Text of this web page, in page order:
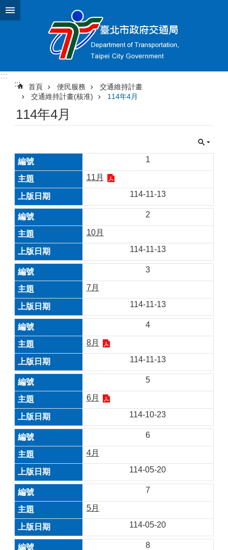
跳到主要內容區塊
:::
:::
首頁 便民服務
交通維持計畫
交通維持計畫(核准)
114年4月
114年4月
1
11月
114-11-13
2
10月
114-11-13
3
7月
114-11-13
4
8月
114-11-13
5
6月
114-10-23
6
4月
114-05-20
7
5月
114-05-20
8